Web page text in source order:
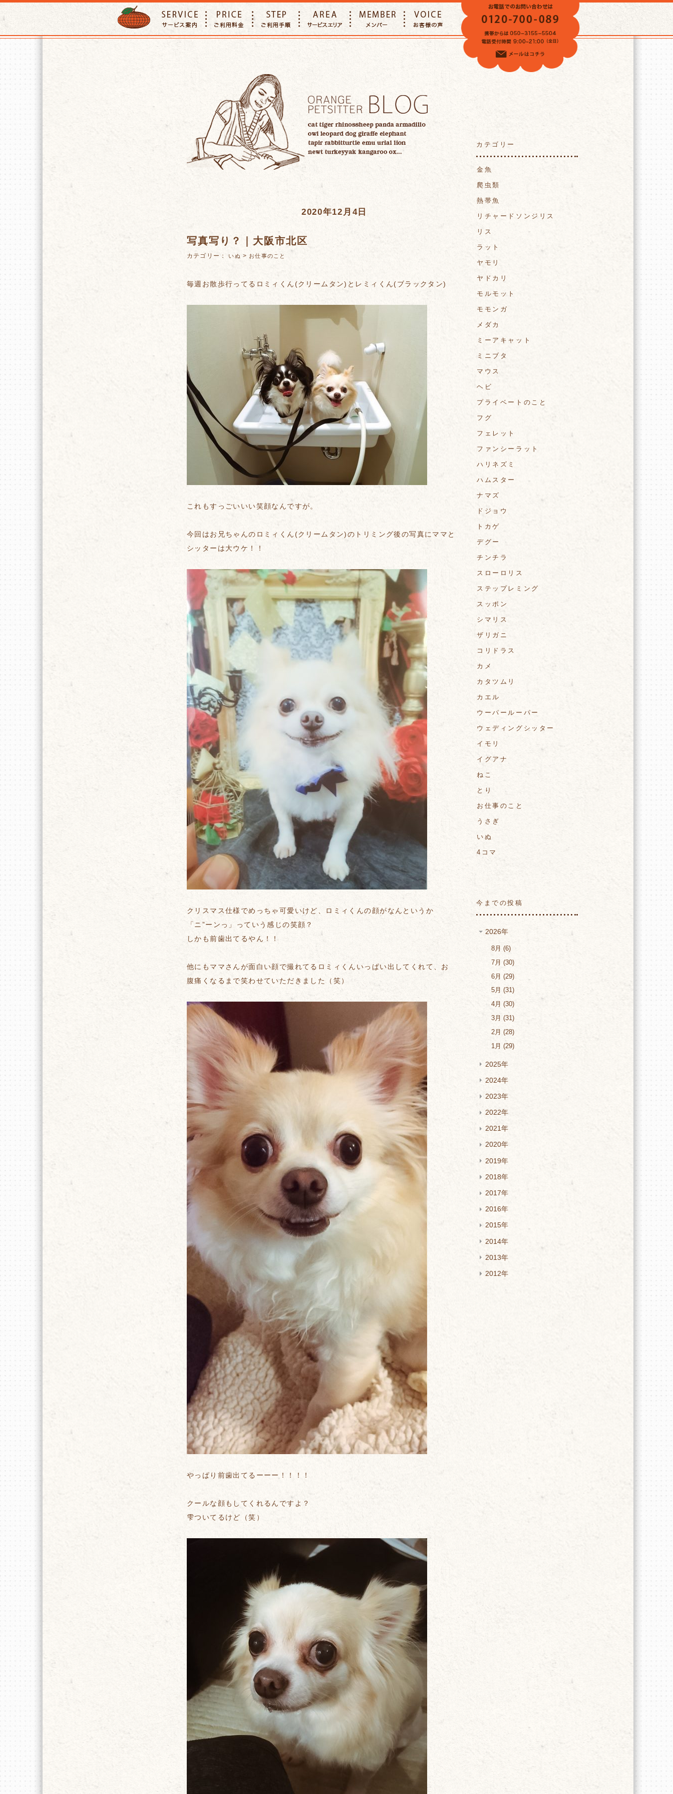
VOICE
2020年12月4日
写真写り？｜大阪市北区
カテゴリー： いぬ > お仕事のこと
毎週お散歩行ってるロミィくん(クリームタン)とレミィくん(ブラックタン)
これもすっごいいい笑顔なんですが。
今回はお兄ちゃんのロミィくん(クリームタン)のトリミング後の写真にママと
シッターは大ウケ！！
クリスマス仕様でめっちゃ可愛いけど、ロミィくんの顔がなんというか
「ニ”ーンっ」っていう感じの笑顔？
しかも前歯出てるやん！！
他にもママさんが面白い顔で撮れてるロミィくんいっぱい出してくれて、お
腹痛くなるまで笑わせていただきました（笑）
やっぱり前歯出てるーーー！！！！
クールな顔もしてくれるんですよ？
雫ついてるけど（笑）
カテゴリー
金魚
爬虫類
熱帯魚
リチャードソンジリス
リス
ラット
ヤモリ
ヤドカリ
モルモット
モモンガ
メダカ
ミーアキャット
ミニブタ
マウス
ヘビ
プライベートのこと
フグ
フェレット
ファンシーラット
ハリネズミ
ハムスター
ナマズ
ドジョウ
トカゲ
デグー
チンチラ
スローロリス
ステップレミング
スッポン
シマリス
ザリガニ
コリドラス
カメ
カタツムリ
カエル
ウーパールーパー
ウェディングシッター
イモリ
イグアナ
ねこ
とり
お仕事のこと
うさぎ
いぬ
4コマ
今までの投稿
2026年
8月
6
7月
30
6月
29
5月
31
4月
30
3月
31
2月
28
1月
29
2025年
2024年
2023年
2022年
2021年
2020年
2019年
2018年
2017年
2016年
2015年
2014年
2013年
2012年